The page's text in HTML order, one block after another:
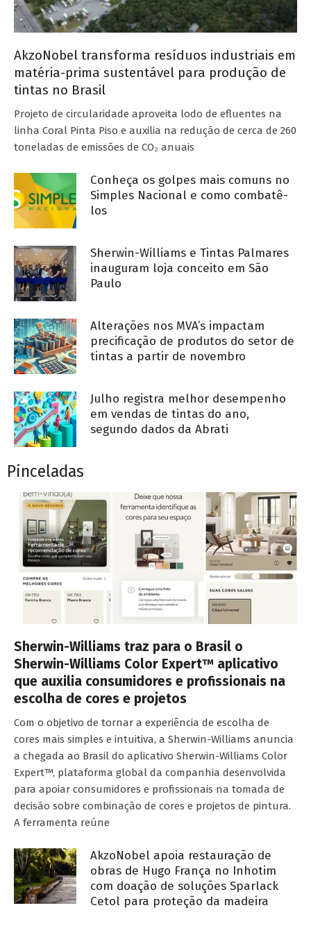
AkzoNobel transforma resíduos industriais em
matéria-prima sustentável para produção de
tintas no Brasil
Projeto de circularidade aproveita lodo de efluentes na
linha Coral Pinta Piso e auxilia na redução de cerca de 260
toneladas de emissões de CO₂ anuais
Conheça os golpes mais comuns no
Simples Nacional e como combatê-
los
Sherwin-Williams e Tintas Palmares
inauguram loja conceito em São
Paulo
Alterações nos MVA’s impactam
precificação de produtos do setor de
tintas a partir de novembro
Julho registra melhor desempenho
em vendas de tintas do ano,
segundo dados da Abrati
Pinceladas
Sherwin-Williams traz para o Brasil o
Sherwin-Williams Color Expert™ aplicativo
que auxilia consumidores e profissionais na
escolha de cores e projetos
Com o objetivo de tornar a experiência de escolha de
cores mais simples e intuitiva, a Sherwin-Williams anuncia
a chegada ao Brasil do aplicativo Sherwin-Williams Color
Expert™, plataforma global da companhia desenvolvida
para apoiar consumidores e profissionais na tomada de
decisão sobre combinação de cores e projetos de pintura.
A ferramenta reúne
AkzoNobel apoia restauração de
obras de Hugo França no Inhotim
com doação de soluções Sparlack
Cetol para proteção da madeira